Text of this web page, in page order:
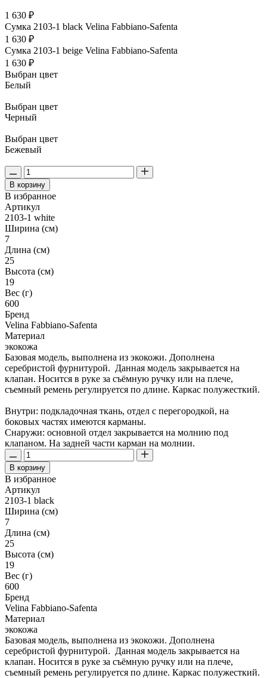
1 630 ₽
Сумка 2103-1 black Velina Fabbiano-Safenta
1 630 ₽
Сумка 2103-1 beige Velina Fabbiano-Safenta
1 630 ₽
Выбран цвет
Белый
Выбран цвет
Черный
Выбран цвет
Бежевый
В корзину
В избранное
Артикул
2103-1 white
Ширина (см)
7
Длина (см)
25
Высота (см)
19
Вес (г)
600
Бренд
Velina Fabbiano-Safenta
Материал
экокожа
Базовая модель, выполнена из экокожи. Дополнена
серебристой фурнитурой. Данная модель закрывается на
клапан. Носится в руке за съёмную ручку или на плече,
съемный ремень регулируется по длине. Каркас полужесткий.
Внутри: подкладочная ткань, отдел с перегородкой, на
боковых частях имеются карманы.
Снаружи: основной отдел закрывается на молнию под
клапаном. На задней части карман на молнии.
В корзину
В избранное
Артикул
2103-1 black
Ширина (см)
7
Длина (см)
25
Высота (см)
19
Вес (г)
600
Бренд
Velina Fabbiano-Safenta
Материал
экокожа
Базовая модель, выполнена из экокожи. Дополнена
серебристой фурнитурой. Данная модель закрывается на
клапан. Носится в руке за съёмную ручку или на плече,
съемный ремень регулируется по длине. Каркас полужесткий.